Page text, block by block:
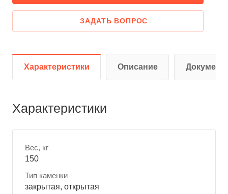
ЗАДАТЬ ВОПРОС
Характеристики Описание
Характеристики
Вес, кг
150
Тип каменки
закрытая, открытая